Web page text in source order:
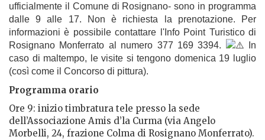
ufficialmente il Comune di Rosignano- sono in programma
dalle 9 alle 17. Non è richiesta la prenotazione. Per
informazioni è possibile contattare l'Info Point Turistico di
Rosignano Monferrato al numero 377 169 3394.
In
caso di maltempo, le visite si tengono domenica 19 luglio
(così come il Concorso di pittura).
Programma orario
Ore 9: inizio timbratura tele presso la sede
dell’Associazione Amis d’la Curma (via Angelo
Morbelli, 24, frazione Colma di Rosignano Monferrato).